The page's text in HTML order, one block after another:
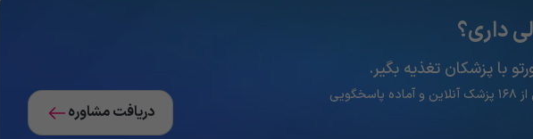
داری؟
با پزشکان تغذیه‌ بگیر.
پاسخگویی
دریافت مشاوره